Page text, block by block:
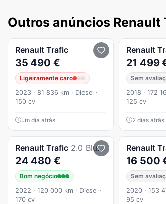
Outros anúncios Renault
Renault Trafic
35 490 €
Ligeiramente caro
2023 · 81 836 km · Diesel ·
150 cv
um dia atrás
Renault
21 499
Sem
2018 · 172
125 cv
2 dias atrás
Renault Trafic 2.0 Blue dCi L2H2 IP
24 480 €
Bom negócio
2022 · 120 000 km · Diesel ·
170 cv
Renault
16 500
Sem
2020 · 153
95 cv